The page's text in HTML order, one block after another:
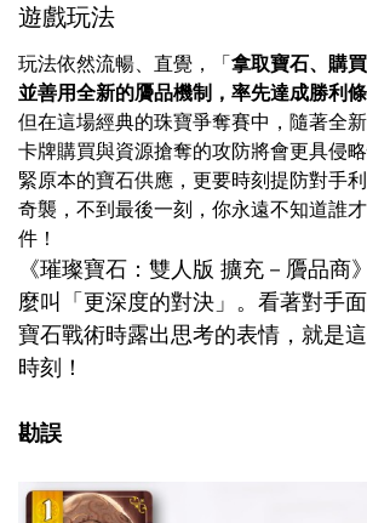
遊戲玩法
玩法依然流暢、直覺，「拿取寶石、購
並善用全新的贗品機制，率先達成勝利
但在這場經典的珠寶爭奪賽中，隨著全
卡牌購買與資源搶奪的攻防將會更具侵
緊原本的寶石供應，更要時刻提防對手
奇襲，不到最後一刻，你永遠不知道誰
件！
《璀璨寶石：雙人版 擴充－贗品商
麼叫「更深度的對決」。看著對手
寶石戰術時露出思考的表情，就是
時刻！
勘誤